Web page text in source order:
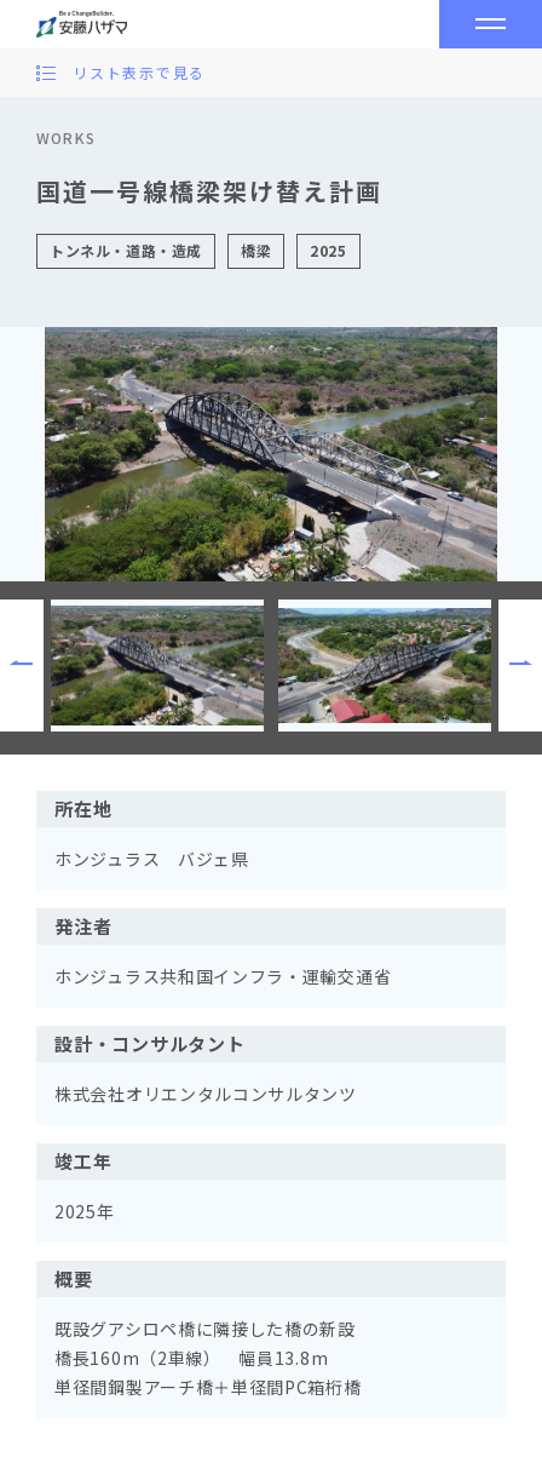
WORKS
国道一号線橋梁架け替え計画
トンネル・道路・造成 橋梁 2025
リスト表示で見る
所在地
ホンジュラス バジェ県
発注者
ホンジュラス共和国インフラ・運輸交通省
設計・コンサルタント
株式会社オリエンタルコンサルタンツ
竣工年
2025年
概要
既設グアシロペ橋に隣接した橋の新設
橋長160m（2車線） 幅員13.8m
単径間鋼製アーチ橋＋単径間PC箱桁橋